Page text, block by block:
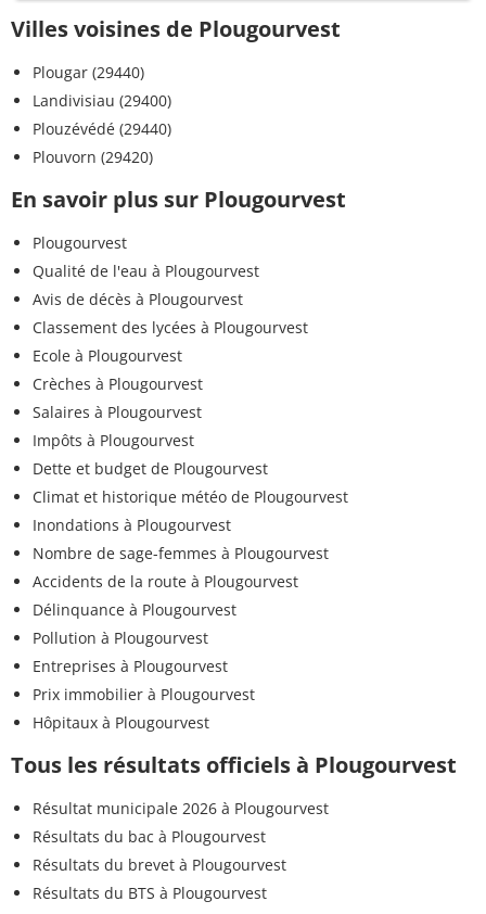
Villes voisines de Plougourvest
Plougar (29440)
Landivisiau (29400)
Plouzévédé (29440)
Plouvorn (29420)
En savoir plus sur Plougourvest
Plougourvest
Qualité de l'eau à Plougourvest
Avis de décès à Plougourvest
Classement des lycées à Plougourvest
Ecole à Plougourvest
Crèches à Plougourvest
Salaires à Plougourvest
Impôts à Plougourvest
Dette et budget de Plougourvest
Climat et historique météo de Plougourvest
Inondations à Plougourvest
Nombre de sage-femmes à Plougourvest
Accidents de la route à Plougourvest
Délinquance à Plougourvest
Pollution à Plougourvest
Entreprises à Plougourvest
Prix immobilier à Plougourvest
Hôpitaux à Plougourvest
Tous les résultats officiels à Plougourvest
Résultat municipale 2026 à Plougourvest
Résultats du bac à Plougourvest
Résultats du brevet à Plougourvest
Résultats du BTS à Plougourvest